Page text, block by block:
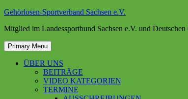
Skip
content
Gehörlosen-Sportverband Sachsen e.V.
Mitglied im Landessportbund Sachsen e.V. und
Primary Menu
ÜBER UNS
BEITRÄGE
VIDEO KATEGORIEN
TERMINE